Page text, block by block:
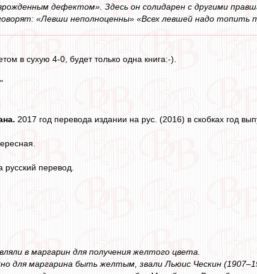
дефектом». Здесь он солидарен с другими
«Левши неполноценны» «Всех левшей надо топить
в сухую 4-0, будет только одна книга:-).
2017 год перевода издании на рус. (2016) в скобках год
русский перевод.
в маргарин для получения желтого цвета.
для маргарина быть желтым, звали Льюис Ческин